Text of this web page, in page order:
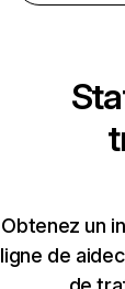
Obtenez un
ligne de